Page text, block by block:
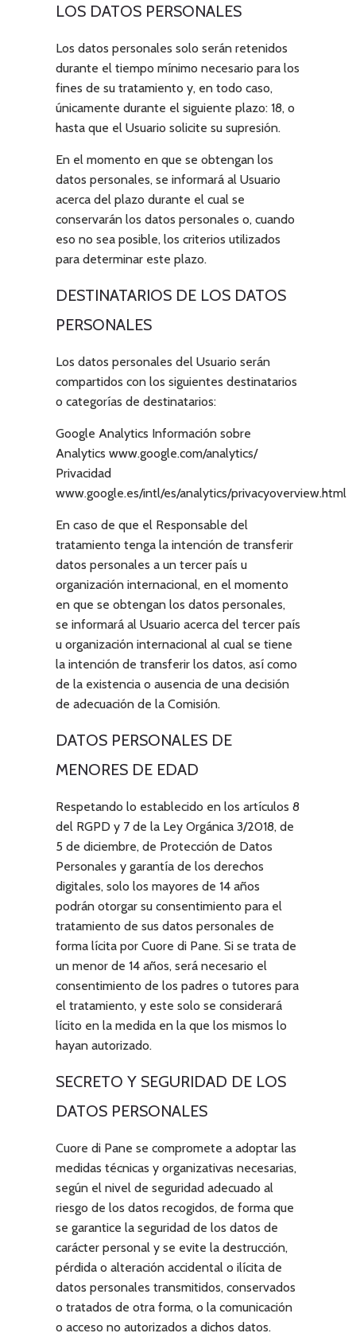
LOS DATOS PERSONALES
Los datos personales solo serán retenidos
durante el tiempo mínimo necesario para los
fines de su tratamiento y, en todo caso,
únicamente durante el siguiente plazo: 18, o
hasta que el Usuario solicite su supresión.
En el momento en que se obtengan los
datos personales, se informará al Usuario
acerca del plazo durante el cual se
conservarán los datos personales o, cuando
eso no sea posible, los criterios utilizados
para determinar este plazo.
DESTINATARIOS DE LOS DATOS
PERSONALES
Los datos personales del Usuario serán
compartidos con los siguientes destinatarios
o categorías de destinatarios:
Google Analytics Información sobre
Analytics www.google.com/analytics/
Privacidad
www.google.es/intl/es/analytics/privacyoverview.html
En caso de que el Responsable del
tratamiento tenga la intención de transferir
datos personales a un tercer país u
organización internacional, en el momento
en que se obtengan los datos personales,
se informará al Usuario acerca del tercer país
u organización internacional al cual se tiene
la intención de transferir los datos, así como
de la existencia o ausencia de una decisión
de adecuación de la Comisión.
DATOS PERSONALES DE
MENORES DE EDAD
Respetando lo establecido en los artículos 8
del RGPD y 7 de la Ley Orgánica 3/2018, de
5 de diciembre, de Protección de Datos
Personales y garantía de los derechos
digitales, solo los mayores de 14 años
podrán otorgar su consentimiento para el
tratamiento de sus datos personales de
forma lícita por Cuore di Pane. Si se trata de
un menor de 14 años, será necesario el
consentimiento de los padres o tutores para
el tratamiento, y este solo se considerará
lícito en la medida en la que los mismos lo
hayan autorizado.
SECRETO Y SEGURIDAD DE LOS
DATOS PERSONALES
Cuore di Pane se compromete a adoptar las
medidas técnicas y organizativas necesarias,
según el nivel de seguridad adecuado al
riesgo de los datos recogidos, de forma que
se garantice la seguridad de los datos de
carácter personal y se evite la destrucción,
pérdida o alteración accidental o ilícita de
datos personales transmitidos, conservados
o tratados de otra forma, o la comunicación
o acceso no autorizados a dichos datos.